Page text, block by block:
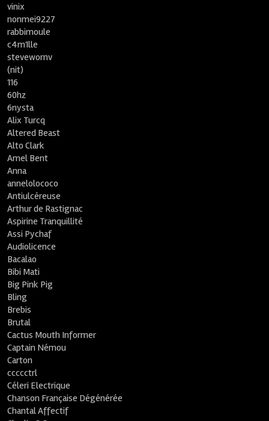
vinix
nonmei9227
rabbimoule
c4m1lle
stevewornv
(nit)
116
60hz
6nysta
Alix Turcq
Altered Beast
Alto Clark
Amel Bent
Anna
annelolococo
Antiulcéreuse
Arthur de Rastignac
Aspirine Tranquillité
Assi Pychaf
Audiolicence
Bacalao
Bibi Mati
Big Pink Pig
Bling
Brebis
Brutal
Cactus Mouth Informer
Captain Némou
Carton
ccccctrl
Céleri Electrique
Chanson Française Dégénérée
Chantal Affectif